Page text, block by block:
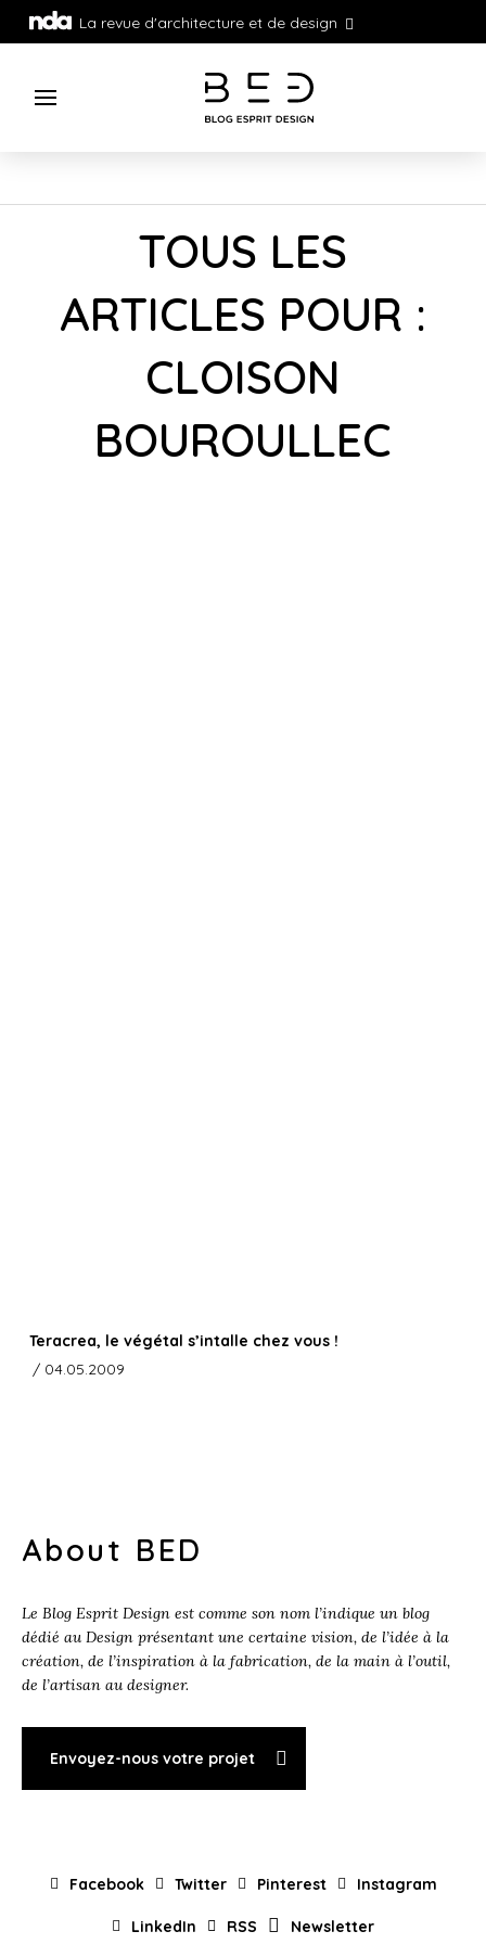
La revue d'architecture et de design
TOUS LES
ARTICLES POUR :
CLOISON
BOUROULLEC
Teracrea, le végétal s’intalle chez vous !
/ 04.05.2009
About BED
Le Blog Esprit Design est comme son nom l’indique un blog
dédié au Design présentant une certaine vision, de l’idée à la
création, de l’inspiration à la fabrication, de la main à l’outil,
de l’artisan au designer.
Envoyez-nous votre projet
Facebook Twitter Pinterest Instagram
LinkedIn RSS Newsletter